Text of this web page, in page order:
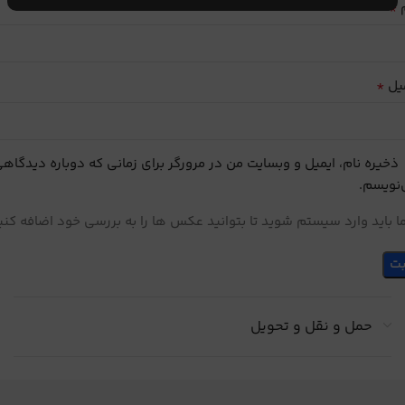
*
*
ذخیره نام، ایمیل و وبسایت من در مرورگر برای زمانی که دوباره
باید وارد سیستم شوید تا بتوانید عکس ها را به بررسی خود اضافه
حمل و نقل و تحویل